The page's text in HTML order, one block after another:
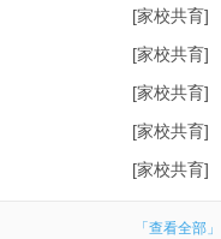
[家校共育]
[家校共育]
[家校共育]
[家校共育]
[家校共育]
「查看全部」